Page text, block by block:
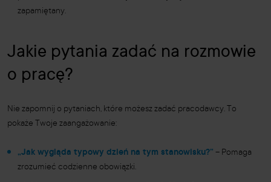
zapamiętany.
Jakie pytania zadać na rozmowie
o pracę?
Nie zapomnij o pytaniach, które możesz zadać pracodawcy. To
pokaże Twoje zaangażowanie:
„Jak wygląda typowy dzień na tym stanowisku?” – Pomaga
zrozumieć codzienne obowiązki.